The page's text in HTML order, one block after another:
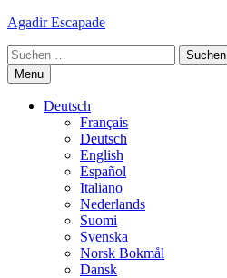
Skip
content
Agadir Escapade
Suche
nach:
Menu
Deutsch
Français
Deutsch
English
Español
Italiano
Nederlands
Suomi
Svenska
Norsk Bokmål
Dansk